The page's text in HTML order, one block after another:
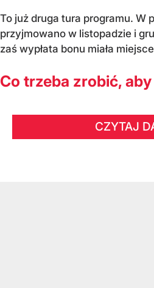
To już druga tura programu. W
przyjmowano w listopadzie i
zaś wypłata bonu miała
Co trzeba zrobić,
CZYTAJ